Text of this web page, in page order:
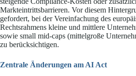
Markteintrittsbarrieren. Vor diesem
gefordert, bei der Vereinfachung des
Rechtsrahmens kleine und mittlere
sowie small mid-caps (mittelgroße
zu berücksichtigen.
Zentrale Änderungen am AI Act